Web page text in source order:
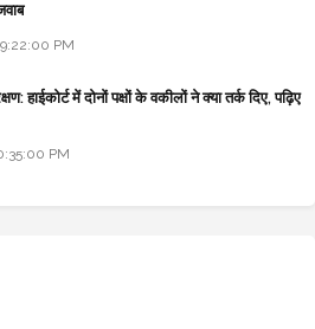
PM
हाईकोर्ट में दोनों पक्षों के वकीलों ने क्या तर्क दिए, पढ़िए
PM